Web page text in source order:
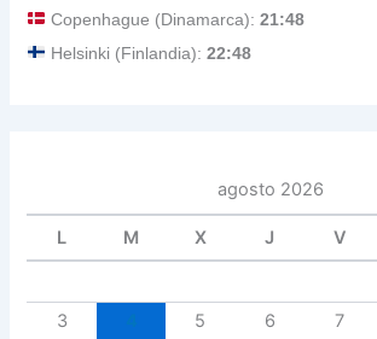
Copenhague (Dinamarca):21:48
Helsinki (Finlandia):22:48
agosto 2026
L M X J V
3
5 6 7